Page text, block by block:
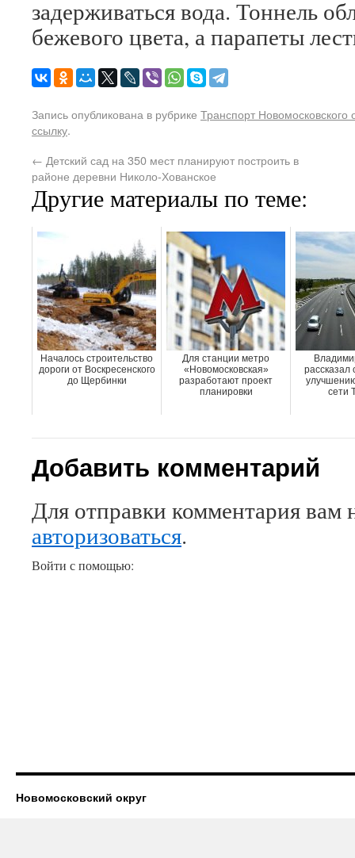
задерживаться вода. Тоннель
бежевого цвета, а парапеты
Запись опубликована в рубрике Транспорт Новомосковского
ссылку.
← Детский сад на 350 мест планируют построить в
районе деревни Николо-Хованское
Другие материалы по теме:
Началось строительство
дороги от Воскресенского
до Щербинки
Для станции метро
«Новомосковская»
разработают проект
планировки
рассказал
сети
Добавить комментарий
Для отправки комментария вам
авторизоваться.
Войти с помощью:
Новомосковский округ